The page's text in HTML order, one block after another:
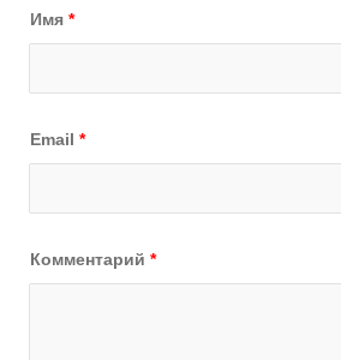
Имя *
Email *
Комментарий *